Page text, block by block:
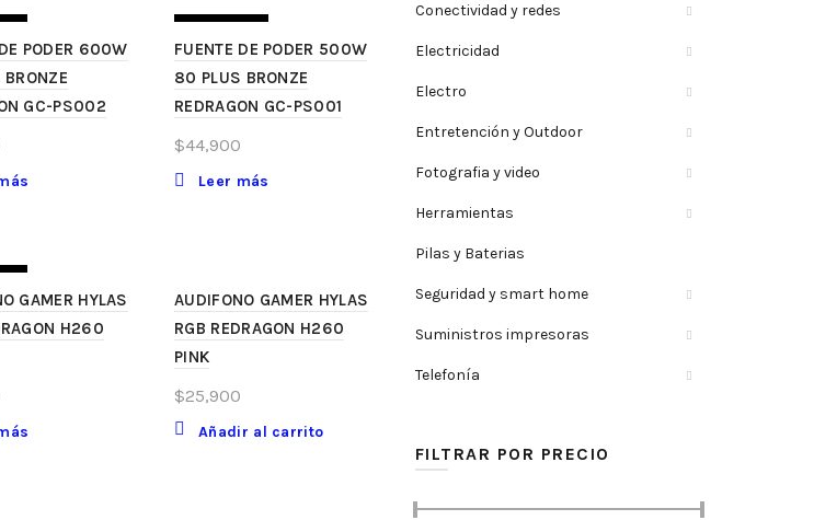
PODER 600W
GC-PS002
FUENTE DE PODER 500W
80 PLUS BRONZE
REDRAGON GC-PS001
$44,900
Leer más
GAMER HYLAS
H260
AUDIFONO GAMER HYLAS
RGB REDRAGON H260
PINK
$25,900
Añadir al carrito
Conectividad y redes
Electricidad
Electro
Entretención y Outdoor
Fotografia y video
Herramientas
Pilas y Baterias
Seguridad y smart home
Suministros impresoras
Telefonía
FILTRAR POR PRECIO